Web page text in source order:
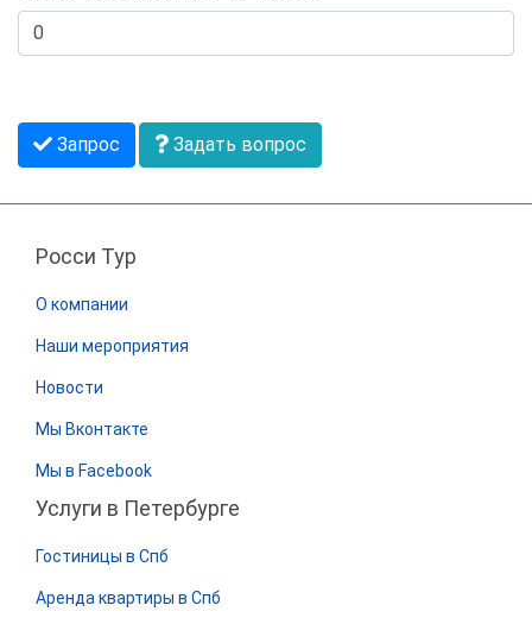
Запрос Задать вопрос
Росси Тур
О компании
Наши мероприятия
Новости
Мы Вконтакте
Мы в Facebook
Услуги в Петербурге
Гостиницы в Спб
Аренда квартиры в Спб